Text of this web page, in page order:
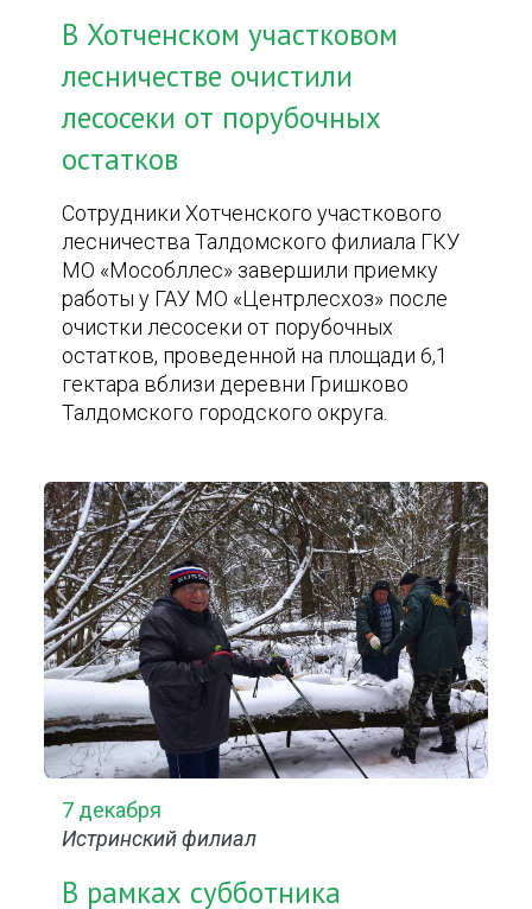
В Хотченском участковом
лесничестве очистили
лесосеки от порубочных
остатков
Сотрудники Хотченского участкового
лесничества Талдомского филиала ГКУ
МО «Мособллес» завершили приемку
работы у ГАУ МО «Центрлесхоз» после
очистки лесосеки от порубочных
остатков, проведенной на площади 6,1
гектара вблизи деревни Гришково
Талдомского городского округа.
7 декабря
Истринский филиал
В рамках субботника